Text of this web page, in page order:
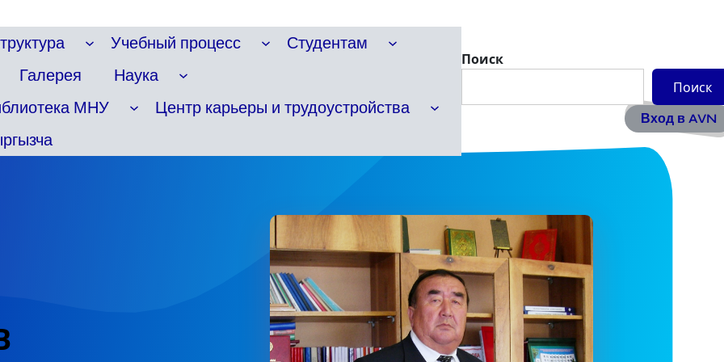
Учебный процесс
Студентам
Галерея
Наука
МНУ
Центр карьеры и трудоустройства
Поиск
Поиск
Вход в AVN